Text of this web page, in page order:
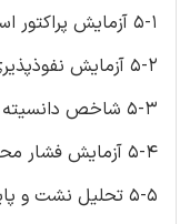
5-1 آزمایش پراکتور استاندارد
5-2 آزمایش نفوذپذیری
5-3 شاخص دانسیته
5-4 آزمایش فشار محصورنشده (آزمایش UCC)
5-5 تحلیل نشت و پایداری